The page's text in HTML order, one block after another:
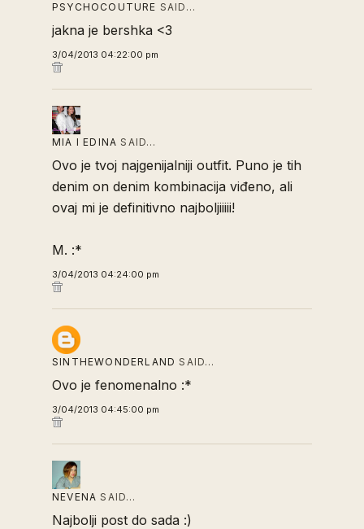
PSYCHOCOUTURE SAID…
jakna je bershka <3
3/04/2013 04:22:00 pm
MIA I EDINA SAID…
Ovo je tvoj najgenijalniji outfit. Puno je tih
denim on denim kombinacija viđeno, ali
ovaj mi je definitivno najboljiiiii!
M. :*
3/04/2013 04:24:00 pm
SINTHEWONDERLAND SAID…
Ovo je fenomenalno :*
3/04/2013 04:45:00 pm
NEVENA SAID…
Najbolji post do sada :)